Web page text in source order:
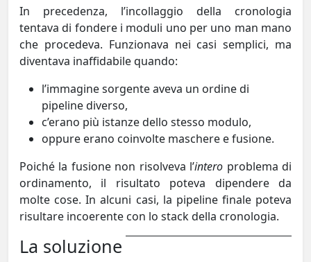
In precedenza, l’incollaggio della cronologia
tentava di fondere i moduli uno per uno man mano
che procedeva. Funzionava nei casi semplici, ma
diventava inaffidabile quando:
l’immagine sorgente aveva un ordine di
pipeline diverso,
c’erano più istanze dello stesso modulo,
oppure erano coinvolte maschere e fusione.
Poiché la fusione non risolveva l’intero problema di
ordinamento, il risultato poteva dipendere da
molte cose. In alcuni casi, la pipeline finale poteva
risultare incoerente con lo stack della cronologia.
La soluzione